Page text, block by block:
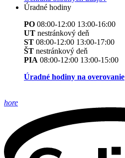
Úradné hodiny
PO 08:00-12:00 13:00-16:00
UT nestránkový deň
ST 08:00-12:00 13:00-17:00
ŠT nestránkový deň
PIA 08:00-12:00 13:00-15:00
Úradné hodiny na overovanie
hore